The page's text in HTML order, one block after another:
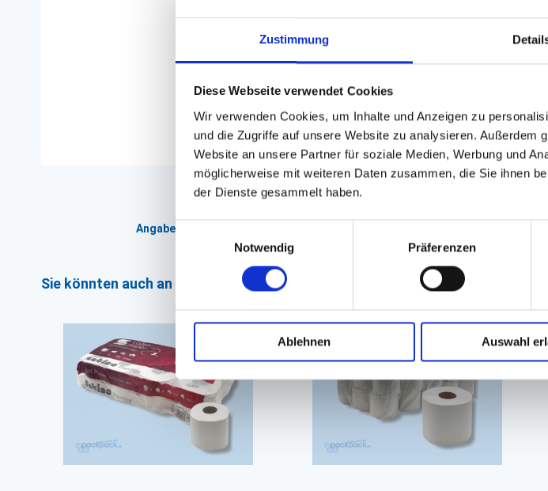
Zustimmung
Diese Webseite verwendet Cookies
Wir verwenden Cookies, um Inhalte und Anzeigen zu
und die Zugriffe auf unsere Website zu analysieren. Außerdem
Website an unsere Partner für soziale Medien, Werbung und
möglicherweise mit weiteren Daten zusammen, die Sie ihnen
der Dienste gesammelt haben.
Einwilligungsauswahl
Notwendig
Präferenzen
Ablehnen Auswahl
Angaben zur Informationspflichten der GPSR Produktsicherheitsverordnung:
Sie könnten auch an folgenden Artikeln interessiert sein